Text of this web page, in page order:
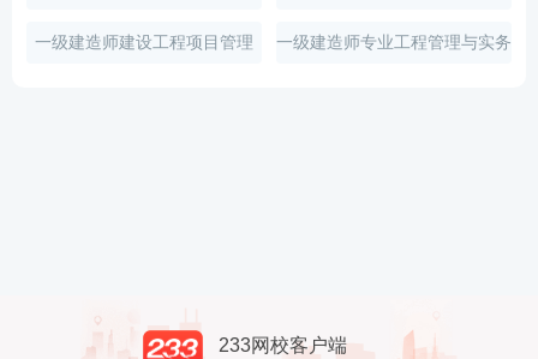
知识
一级建造师建设工程项目管理 一级建造师专业工程管理与实务
233网校客户端